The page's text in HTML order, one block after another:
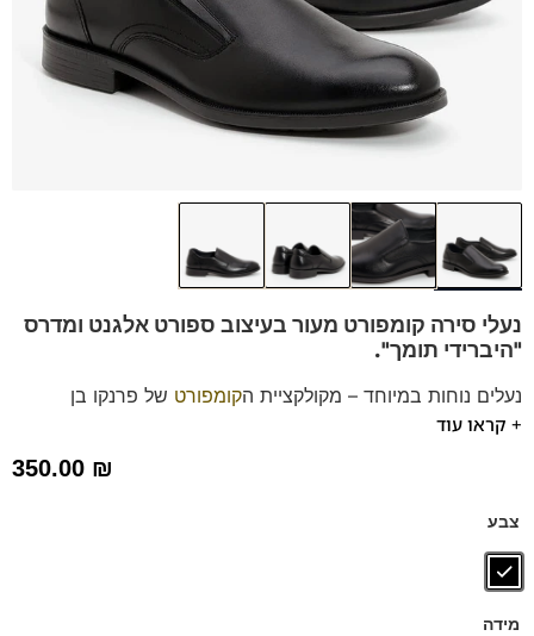
נעלי סירה קומפורט מעור בעיצוב ספורט אלגנט ומדרס
"היברידי תומך".
נעלים נוחות במיוחד – מקולקציית הקומפורט של פרנקו בן
הנעליים עשויות עור רך ואיכותי.
+ קראו עוד
350.00 ₪
צבע
מידה